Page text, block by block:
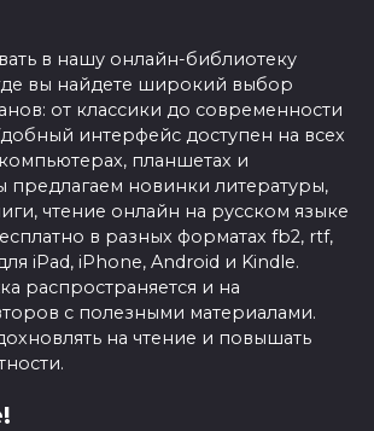
в нашу онлайн-библиотеку
вы найдете широкий выбор
от классики до современности
интерфейс доступен на всех
планшетах и
предлагаем новинки литературы,
чтение онлайн на русском языке
в разных форматах fb2, rtf,
iPad, iPhone, Android и Kindle.
распространяется и на
с полезными материалами.
на чтение и повышать